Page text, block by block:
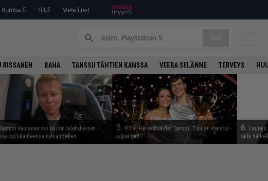
Rumba.fi Tilt.fi Meteli.net
RISSANEN RAHA TANSSII TÄHTIEN KANSSA VEERA SELÄNNE TERVEYS
Sampo Kaulanen sai oudon tulehduksen –
hoitolaitteessa nytkähdellen
5.MTV: He ovat uudet Tanssii Tähtien Kanssa -
kilpailijat!
6.
tällä